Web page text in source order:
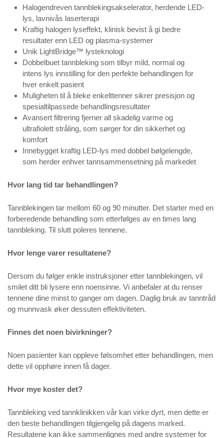
Halogendreven tannblekingsakselerator, herdende LED-
lys, lavnivås laserterapi
Kraftig halogen lyseffekt, klinisk bevist å gi bedre
resultater enn LED og plasma-systemer
Unik LightBridge™ lysteknologi
Dobbelbuet tannbleking som tilbyr mild, normal og
intens lys innstilling for den perfekte behandlingen for
hver enkelt pasient
Muligheten til å bleke enkelttenner sikrer presisjon og
spesialtilpassede behandlingsresultater
Avansert filtrering fjerner all skadelig varme og
ultrafiolett stråling, som sørger for din sikkerhet og
komfort
Innebygget kraftig LED-lys med dobbel bølgelengde,
som herder enhver tannsammensetning på markedet
Hvor lang tid tar behandlingen?
Tannblekingen tar mellom 60 og 90 minutter. Det starter med en
forberedende behandling som etterfølges av en times lang
tannbleking. Til slutt poleres tennene.
Hvor lenge varer resultatene?
Dersom du følger enkle instruksjoner etter tannblekingen, vil
smilet ditt bli lysere enn noensinne. Vi anbefaler at du renser
tennene dine minst to ganger om dagen. Daglig bruk av tanntråd
og munnvask øker dessuten effektiviteten.
Finnes det noen bivirkninger?
Noen pasienter kan oppleve følsomhet etter behandlingen, men
dette vil opphøre innen få dager.
Hvor mye koster det?
Tannbleking ved tannklinikken vår kan virke dyrt, men dette er
den beste behandlingen tilgjengelig på dagens marked.
Resultatene kan ikke sammenlignes med andre systemer for